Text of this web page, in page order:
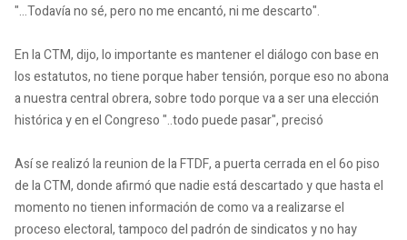
"...Todavía no sé, pero no me encantó, ni me descarto".
En la CTM, dijo, lo importante es mantener el diálogo con base en
los estatutos, no tiene porque haber tensión, porque eso no abona
a nuestra central obrera, sobre todo porque va a ser una elección
histórica y en el Congreso "..todo puede pasar", precisó
Así se realizó la reunion de la FTDF, a puerta cerrada en el 6o piso
de la CTM, donde afirmó que nadie está descartado y que hasta el
momento no tienen información de como va a realizarse el
proceso electoral, tampoco del padrón de sindicatos y no hay